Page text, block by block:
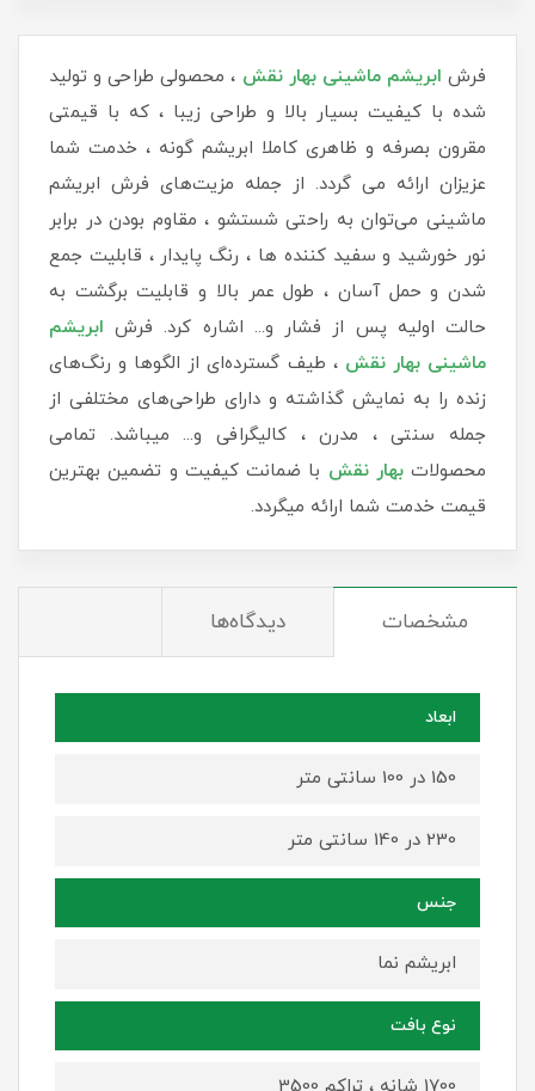
فرش ابریشم ماشینی بهار نقش ، محصولی طراحی و تولید
شده با کیفیت بسیار بالا و طراحی زیبا ، که با قیمتی
مقرون بصرفه و ظاهری کاملا ابریشم گونه ، خدمت شما
عزیزان ارائه می گردد. از جمله مزیت‌های فرش ابریشم
ماشینی می‌توان به راحتی شستشو ، مقاوم بودن در برابر
نور خورشید و سفید کننده ها ، رنگ پایدار ، قابلیت جمع
شدن و حمل آسان ، طول عمر بالا و قابلیت برگشت به
حالت اولیه پس از فشار و... اشاره کرد. فرش ابریشم
ماشینیبهار نقش ، طیف گسترده‌ای از الگوها و رنگ‌های
زنده را به نمایش گذاشته و دارای طراحی‌های مختلفی از
جمله سنتی ، مدرن ، کالیگرافی و... میباشد. تمامی
محصولاتبهار نقش با ضمانت کیفیت و تضمین بهترین
قیمت خدمت شما ارائه میگردد.
مشخصات دیدگاه‌ها
ابعاد
150 در 100 سانتی متر
230 در 140 سانتی متر
جنس
ابریشم نما
نوع بافت